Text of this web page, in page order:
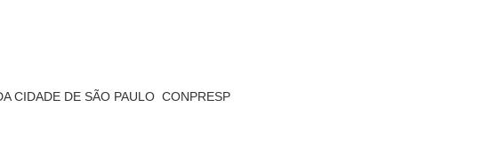
CIDADE DE SÃO PAULO  CONPRESP